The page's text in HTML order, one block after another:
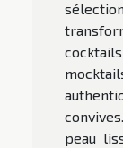
peau